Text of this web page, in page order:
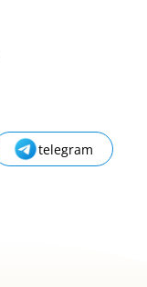
telegram